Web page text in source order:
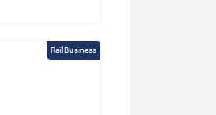
Rail Business